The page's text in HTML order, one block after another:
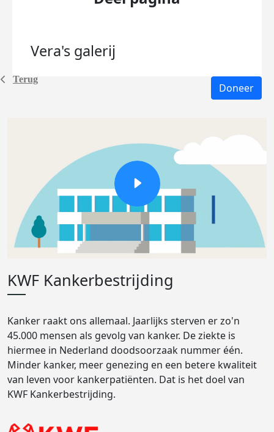
Terug
Vera's galerij
Doneer
KWF Kankerbestrijding
Kanker raakt ons allemaal. Jaarlijks sterven er zo'n
45.000 mensen als gevolg van kanker. De ziekte is
hiermee in Nederland doodsoorzaak nummer één.
Minder kanker, meer genezing en een betere kwaliteit
van leven voor kankerpatiënten. Dat is het doel van
KWF Kankerbestrijding.